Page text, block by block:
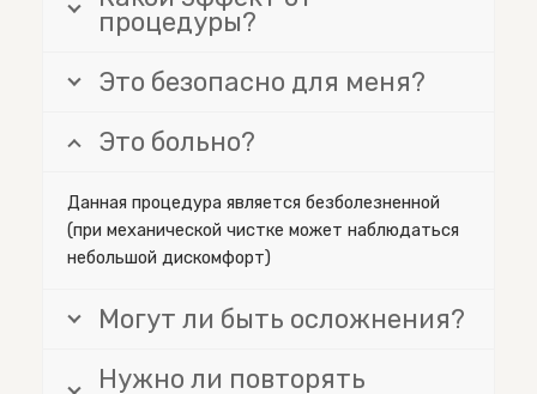
процедуры?
Это безопасно для меня?
Это больно?
Данная процедура является безболезненной
(при механической чистке может наблюдаться
небольшой дискомфорт)
Могут ли быть осложнения?
Нужно ли повторять